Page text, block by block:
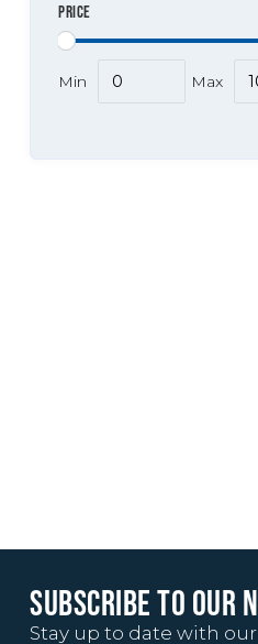
PRICE
Min Max
SUBSCRIBE TO OUR
Stay up to date with